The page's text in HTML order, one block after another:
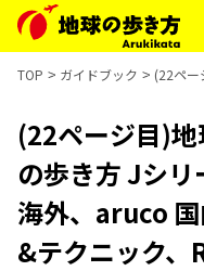
TOP ガイドブック (22ペー
(22ページ目)
の歩き方 Jシ
海外、aruco
&テクニック、